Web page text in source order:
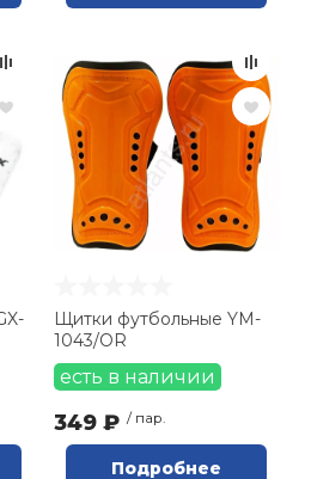
Щитки футбольные YM-
1043/OR
есть в наличии
349 ₽ / пар.
Подробнее